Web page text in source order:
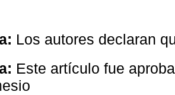
Los autores declaran
Este artículo fue